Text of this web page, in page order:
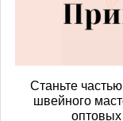
Получить доступ
815.00 руб
В
Станьте
швейного
оптовых